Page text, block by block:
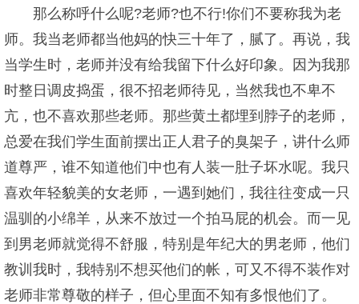
那么称呼什么呢?老师?也不行!你们不要称我为老
师。我当老师都当他妈的快三十年了，腻了。再说，我
当学生时，老师并没有给我留下什么好印象。因为我那
时整日调皮捣蛋，很不招老师待见，当然我也不卑不
亢，也不喜欢那些老师。那些黄土都埋到脖子的老师，
总爱在我们学生面前摆出正人君子的臭架子，讲什么师
道尊严，谁不知道他们中也有人装一肚子坏水呢。我只
喜欢年轻貌美的女老师，一遇到她们，我往往变成一只
温驯的小绵羊，从来不放过一个拍马屁的机会。而一见
到男老师就觉得不舒服，特别是年纪大的男老师，他们
教训我时，我特别不想买他们的帐，可又不得不装作对
老师非常尊敬的样子，但心里面不知有多恨他们了。